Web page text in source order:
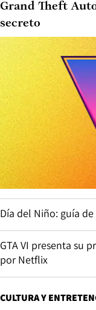
Grand Theft
secreto
Día del Niño: guía
GTA VI presenta su
por Netflix
CULTURA Y